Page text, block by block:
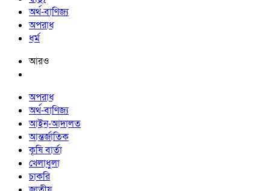
অর্থ-বাণিজ্য
অপরাধ
ধর্ম
আরও
অপরাধ
অর্থ-বাণিজ্য
আইন-আদালত
আন্তর্জাতিক
কৃষি বার্তা
খেলাধুলা
চাকরি